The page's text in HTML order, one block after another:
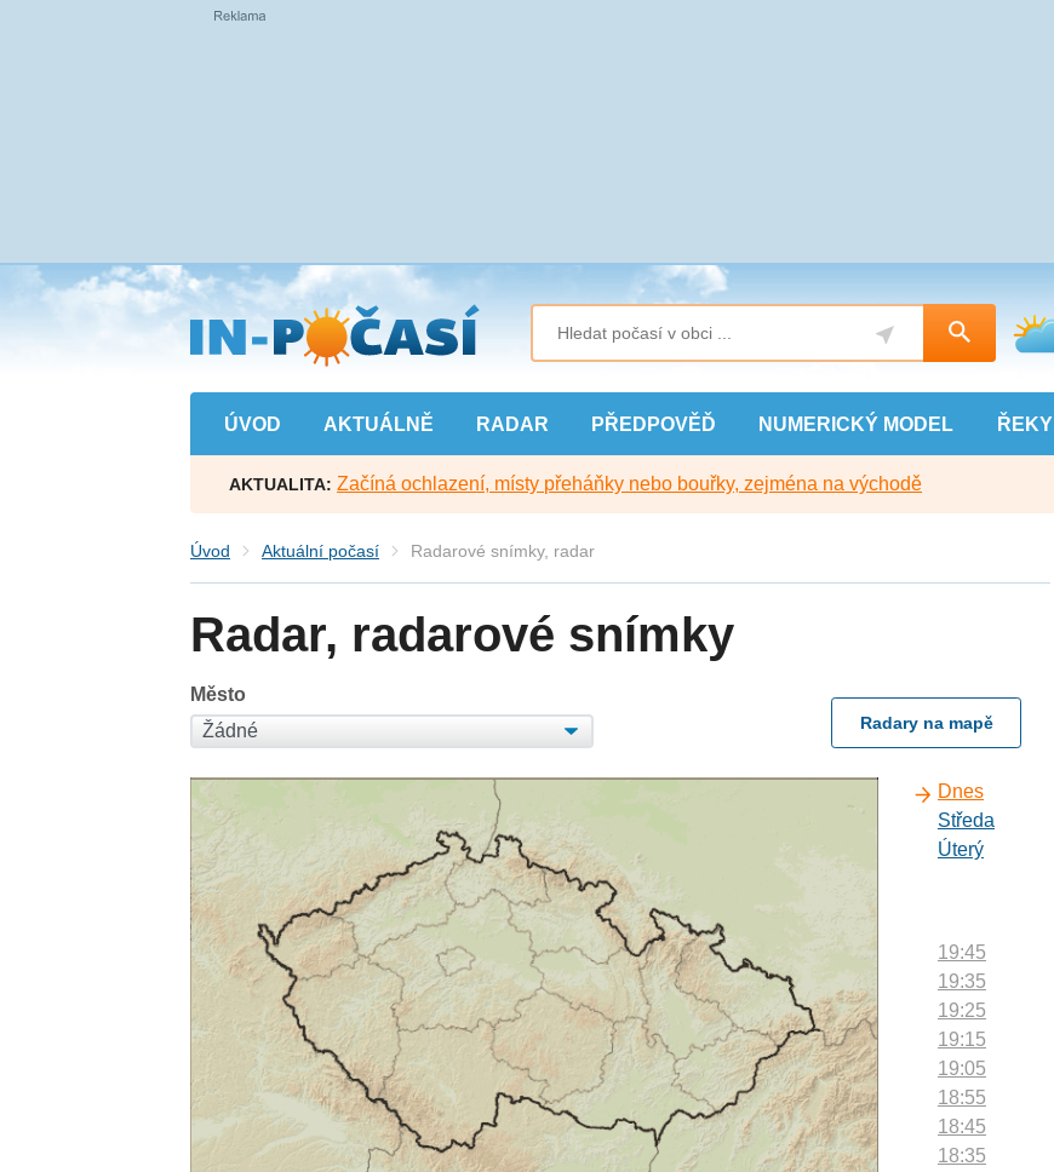
Přejít
na
hlavní
obsah
ÚVOD AKTUÁLNĚ RADAR PŘEDPOVĚĎ NUMERICKÝ MODEL ŘEKY
AKTUALITA: Začíná ochlazení, místy přeháňky nebo bouřky, zejména na východě
Úvod Aktuální počasí Radarové snímky, radar
Radar, radarové snímky
Město
Radary na mapě
Dnes
Středa
Úterý
19:45
19:35
19:25
19:15
19:05
18:55
18:45
18:35